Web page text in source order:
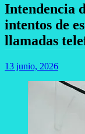
Intendencia
intentos de
llamadas
13 junio, 2026